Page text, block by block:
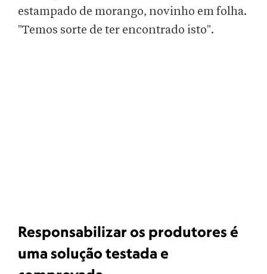
estampado de morango, novinho em folha.
"Temos sorte de ter encontrado isto".
Responsabilizar os produtores é
uma solução testada e